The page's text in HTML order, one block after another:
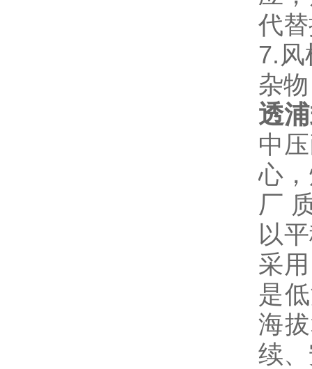
代
7.风
杂物
透
中
心
厂
以
采
是
海
续